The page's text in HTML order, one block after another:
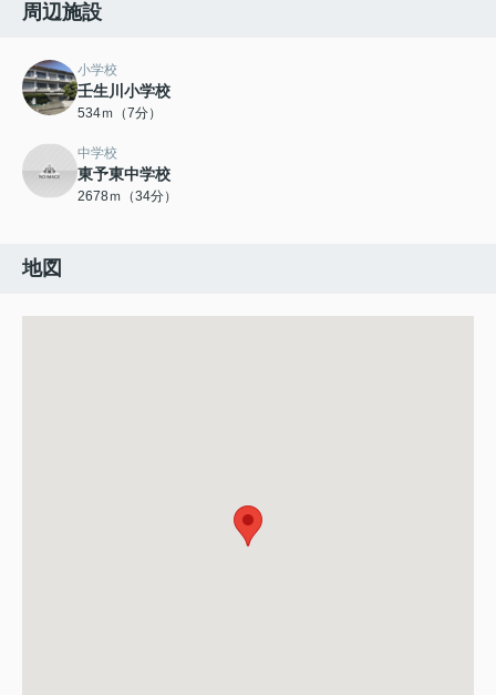
周辺施設
小学校
壬生川小学校
534ｍ（7分）
中学校
東予東中学校
2678ｍ（34分）
地図